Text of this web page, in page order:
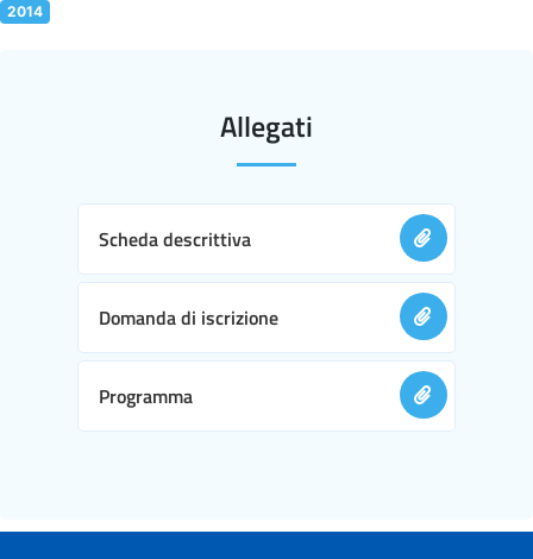
2014
Allegati
Scheda descrittiva
Domanda di iscrizione
Programma